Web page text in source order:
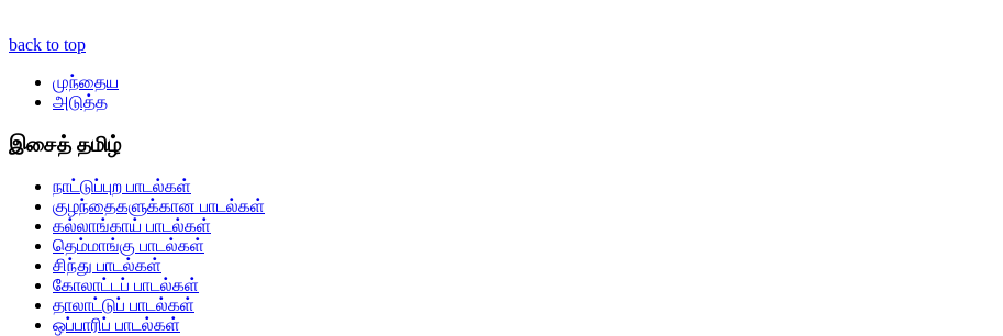
back to top
முந்தைய
அடுத்த
இசைத் தமிழ்
நாட்டுப்புற பாடல்கள்
குழந்தைகளுக்கான பாடல்கள்
கல்லாங்காய் பாடல்கள்
தெம்மாங்கு பாடல்கள்
சிந்து பாடல்கள்
கோலாட்டப் பாடல்கள்
தாலாட்டுப் பாடல்கள்
ஒப்பாரிப் பாடல்கள்